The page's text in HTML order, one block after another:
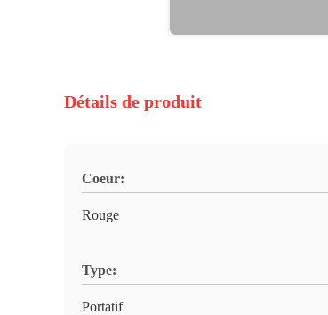
Détails de produit
Coeur:
Rouge
Type:
Portatif